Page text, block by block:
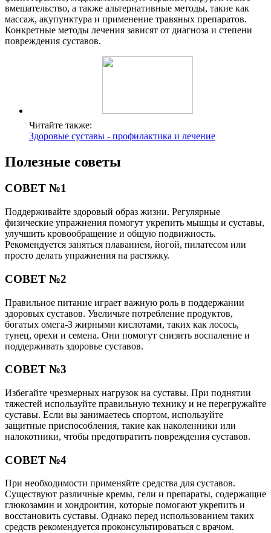
вмешательство, а также альтернативные методы, такие как
массаж, акупунктура и применение травяных препаратов.
Конкретные методы лечения зависят от диагноза и степени
повреждения суставов.
Читайте также:
Здоровые суставы - профилактика и лечение
Полезные советы
СОВЕТ №1
Поддерживайте здоровый образ жизни. Регулярные
физические упражнения помогут укрепить мышцы и суставы,
улучшить кровообращение и общую подвижность.
Рекомендуется заняться плаванием, йогой, пилатесом или
просто делать упражнения на растяжку.
СОВЕТ №2
Правильное питание играет важную роль в поддержании
здоровых суставов. Увеличьте потребление продуктов,
богатых омега-3 жирными кислотами, таких как лосось,
тунец, орехи и семена. Они помогут снизить воспаление и
поддерживать здоровье суставов.
СОВЕТ №3
Избегайте чрезмерных нагрузок на суставы. При поднятии
тяжестей используйте правильную технику и не перегружайте
суставы. Если вы занимаетесь спортом, используйте
защитные приспособления, такие как наколенники или
налокотники, чтобы предотвратить повреждения суставов.
СОВЕТ №4
При необходимости применяйте средства для суставов.
Существуют различные кремы, гели и препараты, содержащие
глюкозамин и хондроитин, которые помогают укрепить и
восстановить суставы. Однако перед использованием таких
средств рекомендуется проконсультироваться с врачом.